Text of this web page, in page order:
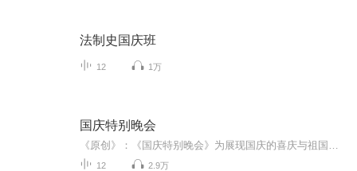
法制史国庆班
12 1万
国庆特别晚会
12 2.9万